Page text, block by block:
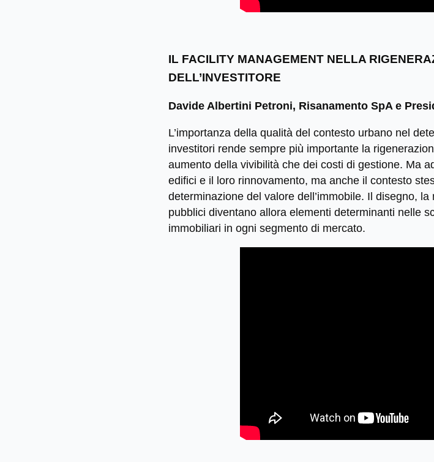
IL FACILITY MANAGEMENT NELLA
DELL’INVESTITORE
Davide Albertini Petroni, Risanamento SpA e
L’importanza della qualità del contesto urbano nel
investitori rende sempre più importante la
aumento della vivibilità che dei costi di gestione. Ma
edifici e il loro rinnovamento, ma anche il contesto
determinazione del valore dell’immobile. Il disegno,
pubblici diventano allora elementi determinanti nelle
immobiliari in ogni segmento di mercato.